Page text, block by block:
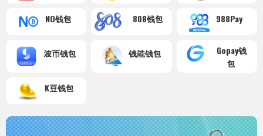
NO钱包 808钱包 988Pay
波币钱包 钱能钱包
Gopay钱
包
K豆钱包